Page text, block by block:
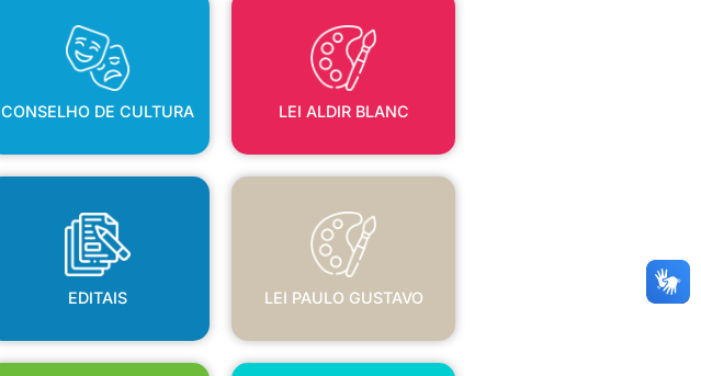
CONSELHO DE CULTURA
CONSELHO DE CULTURA
LEI ALDIR BLANC
LEI ALDIR BLANC
EDITAIS
EDITAIS
LEI PAULO GUSTAVO
LEI PAULO GUSTAVO